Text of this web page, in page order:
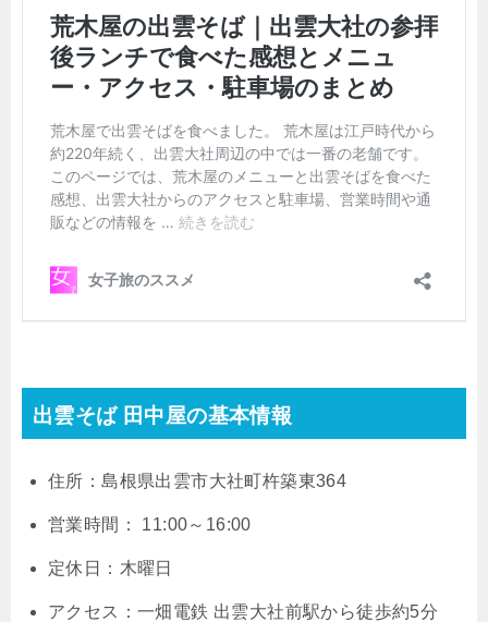
出雲そば 田中屋の基本情報
住所：島根県出雲市大社町杵築東364
営業時間： 11:00～16:00
定休日：木曜日
アクセス：一畑電鉄 出雲大社前駅から徒歩約5分